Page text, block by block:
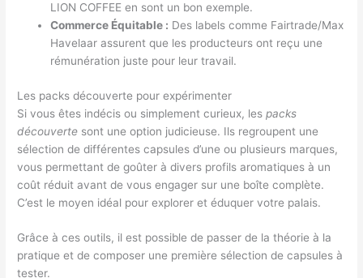
LION COFFEE en sont un bon exemple.
Commerce Équitable : Des labels comme Fairtrade/Max
Havelaar assurent que les producteurs ont reçu une
rémunération juste pour leur travail.
Les packs découverte pour expérimenter
Si vous êtes indécis ou simplement curieux, lespacks
découverte sont une option judicieuse. Ils regroupent une
sélection de différentes capsules d’une ou plusieurs marques,
vous permettant de goûter à divers profils aromatiques à un
coût réduit avant de vous engager sur une boîte complète.
C’est le moyen idéal pour explorer et éduquer votre palais.
Grâce à ces outils, il est possible de passer de la théorie à la
pratique et de composer une première sélection de capsules à
tester.